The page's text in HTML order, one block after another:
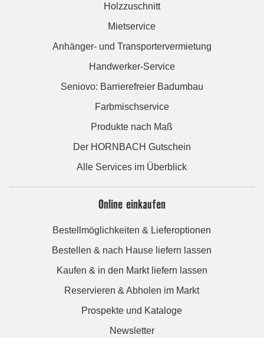
Holzzuschnitt
Mietservice
Anhänger- und Transportervermietung
Handwerker-Service
Seniovo: Barrierefreier Badumbau
Farbmischservice
Produkte nach Maß
Der HORNBACH Gutschein
Alle Services im Überblick
Online einkaufen
Bestellmöglichkeiten & Lieferoptionen
Bestellen & nach Hause liefern lassen
Kaufen & in den Markt liefern lassen
Reservieren & Abholen im Markt
Prospekte und Kataloge
Newsletter